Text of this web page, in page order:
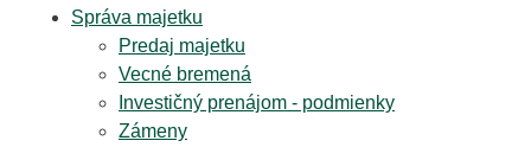
Správa majetku
Predaj majetku
Vecné bremená
Investičný prenájom - podmienky
Zámeny